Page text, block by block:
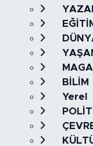
BİLİM
Yerel